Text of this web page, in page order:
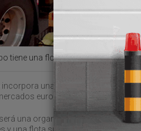
tiene una flota de 124 tractoras
una elevada
europeos.
una organización con una